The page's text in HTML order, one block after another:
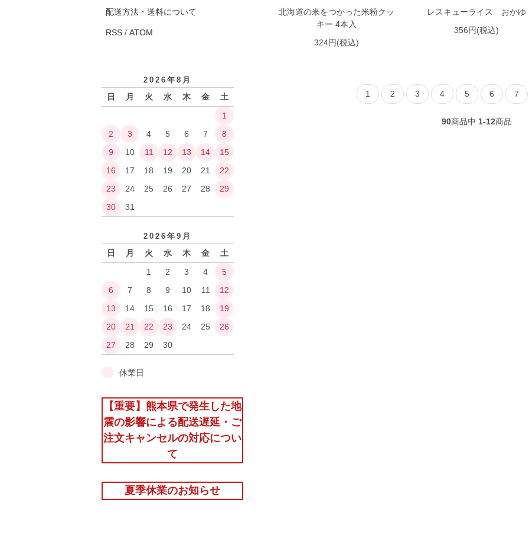
北海道の米をつかった米粉クッ
キー 4本入
324円(税込)
レスキューライス おかゆ
356円(税込)
1 2 3 4 5 6 7
90商品中 1-12商品
配送方法・送料について
RSS / ATOM
2026年8月
日 月 火 水 木 金
土
1
2
3 4 5 6 7
8
9
10 11 12 13 14
15
16
17 18 19 20 21
22
23
24 25 26 27 28
29
30
31
2026年9月
日 月 火 水 木 金
土
1
2 3 4
5
6
7 8 9 10 11
12
13
14 15 16 17 18
19
20
21 22 23 24 25
26
27
28 29 30
休業日
【重要】熊本県で発生した地
震の影響による配送遅延・ご
注文キャンセルの対応につい
て
夏季休業のお知らせ